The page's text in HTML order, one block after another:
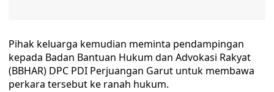
Pihak keluarga kemudian meminta pendampingan
kepada Badan Bantuan Hukum dan Advokasi Rakyat
(BBHAR) DPC PDI Perjuangan Garut untuk membawa
perkara tersebut ke ranah hukum.